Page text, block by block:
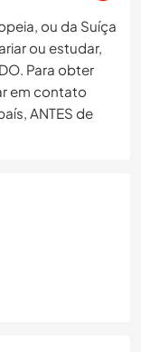
ou da Suíça
ou estudar,
Para obter
em contato
ANTES de